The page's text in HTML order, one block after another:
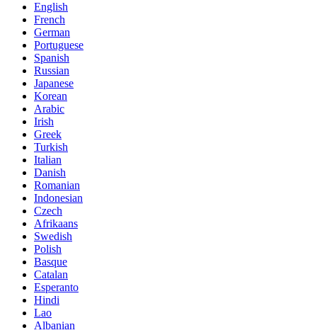
English
French
German
Portuguese
Spanish
Russian
Japanese
Korean
Arabic
Irish
Greek
Turkish
Italian
Danish
Romanian
Indonesian
Czech
Afrikaans
Swedish
Polish
Basque
Catalan
Esperanto
Hindi
Lao
Albanian